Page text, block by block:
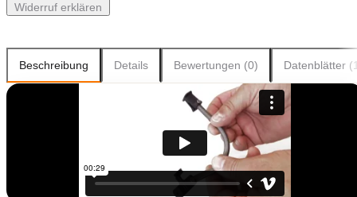
Widerruf erklären
Beschreibung Details Bewertungen (0) Datenblätter